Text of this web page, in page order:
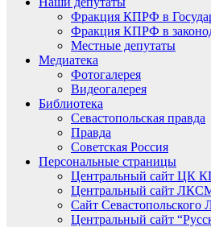
Фракция КПРФ в
Фракция КПРФ в
Местные депутаты
Медиатека
Фотогалерея
Видеогалерея
Библиотека
Севастопольская правда
Правда
Советская Россия
Персональные страницы
Центральный сайт ЦК
Центральный сайт
Сайт
Центральный сайт